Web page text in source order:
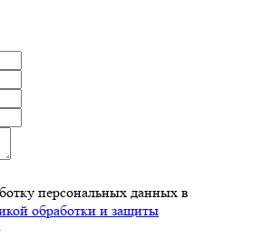
персональных данных в
обработки и защиты